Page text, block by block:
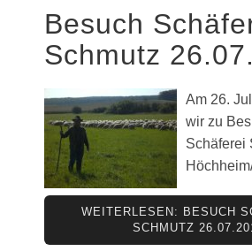
Besuch
Schmutz
Am 26.
wir zu
Schäferei
WEITERLESEN: BESUCH
SCHMUTZ